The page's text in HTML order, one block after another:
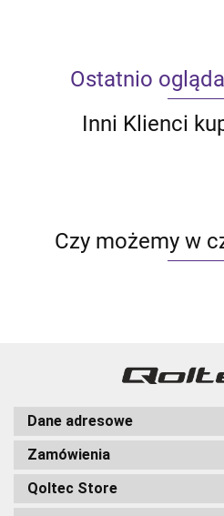
Ostatnio
Inni Klienci
Czy możemy w
Dane adresowe
Zamówienia
Qoltec Store